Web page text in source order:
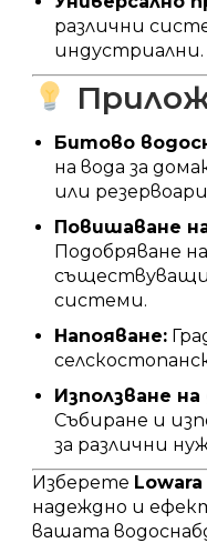
различни
индустриални.
Битово
на вода за
или
Повишаване
Подобряване
системи.
Напояване:
Използване
Събиране и
за различни
Изберете Lowara
надеждно и
вашата